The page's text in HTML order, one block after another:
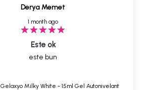
Derya Memet
1 month ago
Este ok
este bun
Gelaxyo Milky White - 15ml Gel Autonivelant